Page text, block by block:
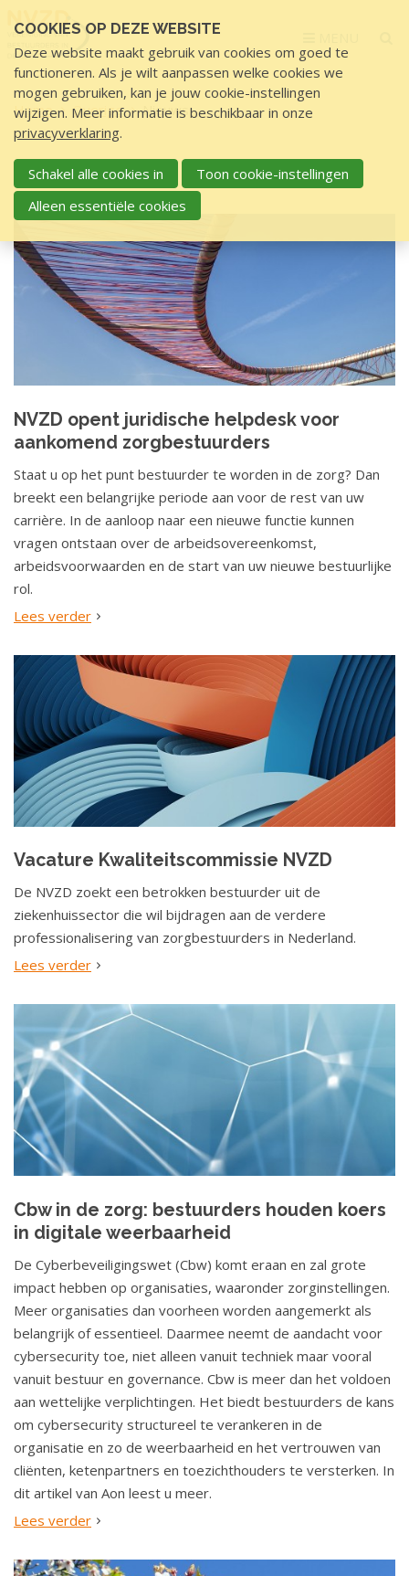
links
over
S
p
r
n
g
n
a
a
r
o
u
d
S
p
n
r
a
v
i
g
a
t
e
Home Overige Nieuws
N
i
e
u
w
NIEUWS
NVZD opent juridische helpdesk voor
aankomend zorgbestuurders
Staat u op het punt bestuurder te worden in de zorg? Dan
breekt een belangrijke periode aan voor de rest van uw
carrière. In de aanloop naar een nieuwe functie kunnen
vragen ontstaan over de arbeidsovereenkomst,
arbeidsvoorwaarden en de start van uw nieuwe bestuurlijke
rol.
Lees verder
Vacature Kwaliteitscommissie NVZD
De NVZD zoekt een betrokken bestuurder uit de
ziekenhuissector die wil bijdragen aan de verdere
professionalisering van zorgbestuurders in Nederland.
Lees verder
Cbw in de zorg: bestuurders houden koers
in digitale weerbaarheid
De Cyberbeveiligingswet (Cbw) komt eraan en zal grote
impact hebben op organisaties, waaronder zorginstellingen.
Meer organisaties dan voorheen worden aangemerkt als
belangrijk of essentieel. Daarmee neemt de aandacht voor
cybersecurity toe, niet alleen vanuit techniek maar vooral
vanuit bestuur en governance. Cbw is meer dan het voldoen
aan wettelijke verplichtingen. Het biedt bestuurders de kans
om cybersecurity structureel te verankeren in de
organisatie en zo de weerbaarheid en het vertrouwen van
cliënten, ketenpartners en toezichthouders te versterken. In
dit artikel van Aon leest u meer.
Lees verder
COOKIES OP DEZE WEBSITE
Deze website maakt gebruik van cookies om goed te
functioneren. Als je wilt aanpassen welke cookies we
mogen gebruiken, kan je jouw cookie-instellingen
wijzigen. Meer informatie is beschikbaar in onze
privacyverklaring.
Schakel alle cookies in
Toon cookie-instellingen
Alleen essentiële cookies